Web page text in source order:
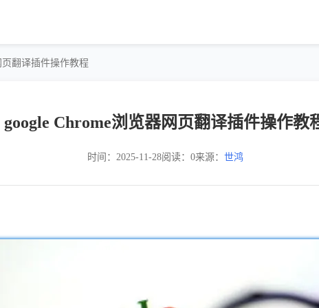
页翻译插件操作教程
google Chrome浏览器网页翻译插件操作教
时间：2025-11-28阅读：0来源： 世鸿